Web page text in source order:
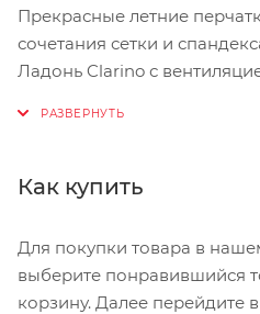
Прекрасные летние
сочетания сетки и
Ладонь Clarino с
Как купить
Для покупки товара в
выберите понравившийся
корзину. Далее перейдите